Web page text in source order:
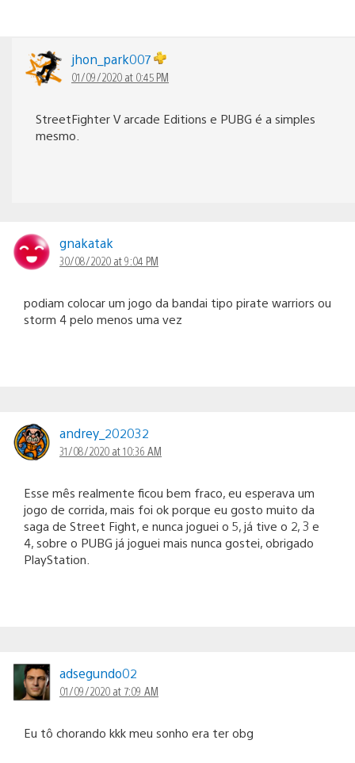
jhon_park007
01/09/2020 at 0:45 PM
StreetFighter V arcade Editions e PUBG é a simples
mesmo.
gnakatak
30/08/2020 at 9:04 PM
podiam colocar um jogo da bandai tipo pirate warriors ou
storm 4 pelo menos uma vez
andrey_202032
31/08/2020 at 10:36 AM
Esse mês realmente ficou bem fraco, eu esperava um
jogo de corrida, mais foi ok porque eu gosto muito da
saga de Street Fight, e nunca joguei o 5, já tive o 2, 3 e
4, sobre o PUBG já joguei mais nunca gostei, obrigado
PlayStation.
adsegundo02
01/09/2020 at 7:09 AM
Eu tô chorando kkk meu sonho era ter obg